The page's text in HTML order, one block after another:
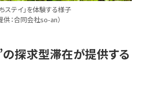
ステイ」を体験する様子
供：合同会社so-an）
探求型滞在が提供する